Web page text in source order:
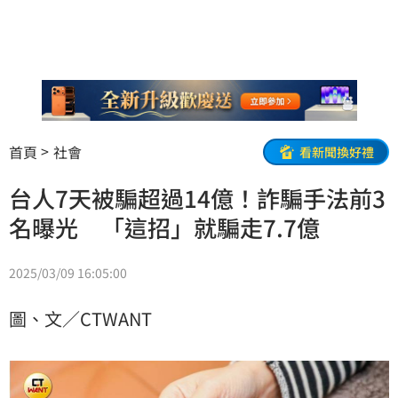
首頁 社會 看新聞換好禮
台人7天被騙超過14億！詐騙手法前3
名曝光 「這招」就騙走7.7億
2025/03/09 16:05:00
圖、文／CTWANT